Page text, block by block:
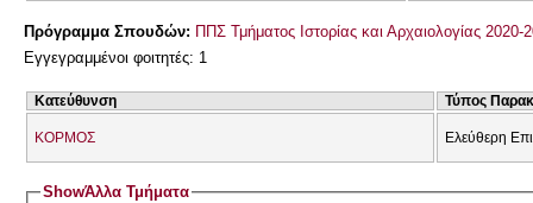
Πρόγραμμα Σπουδών: ΠΠΣ Τμήματος Ιστορίας και Αρχαιολογίας 2020-
Εγγεγραμμένοι φοιτητές: 1
Κατεύθυνση Τύπος
ΚΟΡΜΟΣ Ελεύθερη
ShowΆλλα Τμήματα